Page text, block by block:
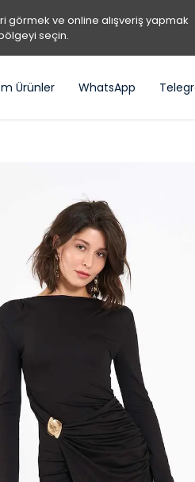
görmek ve online alışveriş yapmak
seçin.
Ürünler WhatsApp